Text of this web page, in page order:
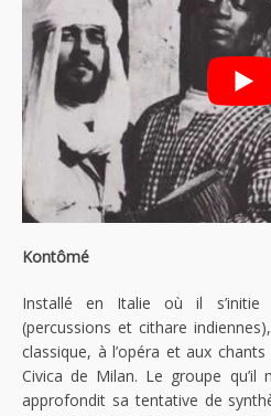
Kontômé
Installé en Italie où il
(percussions et cithare
classique, à l’opéra et aux
Civica de Milan. Le groupe qu’il
approfondit sa tentative de